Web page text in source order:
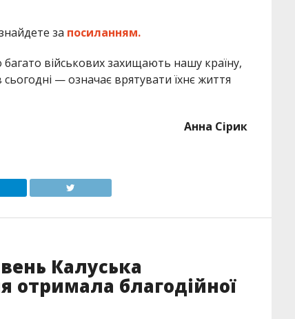
за посиланням.
військових захищають нашу країну,
— означає врятувати їхнє життя
Анна Сірик
Калуська
отримала благодійної